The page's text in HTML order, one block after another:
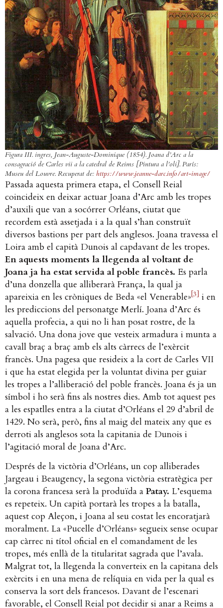
Figura III. ingres, Jean-Auguste-Dominique (1854). Joana d’Arc a la
consagració de Carles vii a la catedral de Reims [Pintura a l’oli]. París:
Museu del Louvre. Recuperat de: https://www.jeanne-darc.info/art-image/
Passada aquesta primera etapa, el Consell Reial
coincideix en deixar actuar Joana d’Arc amb les tropes
d’auxili que van a socórrer Orléans, ciutat que
recordem està assetjada i a la qual s’han construït
diversos bastions per part dels anglesos. Joana travessa el
Loira amb el capità Dunois al capdavant de les tropes.
En aquests moments la llegenda al voltant de
Joana ja ha estat servida al poble francès. Es parla
d’una donzella que alliberarà França, la qual ja
apareixia en les cròniques de Beda «el Venerable» [3]
i en
les prediccions del personatge Merlí. Joana d’Arc és
aquella profecia, a qui no li han posat rostre, de la
salvació. Una dona jove que vesteix armadura i munta a
cavall braç a braç amb els alts càrrecs de l’exèrcit
francès. Una pagesa que resideix a la cort de Carles VII
i que ha estat elegida per la voluntat divina per guiar
les tropes a l’alliberació del poble francès. Joana és ja un
símbol i ho serà fins als nostres dies. Amb tot aquest pes
a les espatlles entra a la ciutat d’Orléans el 29 d’abril de
1429. No serà, però, fins al maig del mateix any que es
derroti als anglesos sota la capitania de Dunois i
l’agitació moral de Joana d’Arc.
Després de la victòria d’Orléans, un cop alliberades
Jargeau i Beaugency, la segona victòria estratègica per
la corona francesa serà la produïda a Patay. L’esquema
es repeteix. Un capità portarà les tropes a la batalla,
aquest cop Aleçon, i Joana al seu costat les encoratjarà
moralment. La «Pucelle d’Orléans» segueix sense ocupar
cap càrrec ni títol oficial en el comandament de les
tropes, més enllà de la titularitat sagrada que l’avala.
Malgrat tot, la llegenda la converteix en la capitana dels
exèrcits i en una mena de relíquia en vida per la qual es
conserva la sort dels francesos. Davant de l’escenari
favorable, el Consell Reial pot decidir si anar a Reims a